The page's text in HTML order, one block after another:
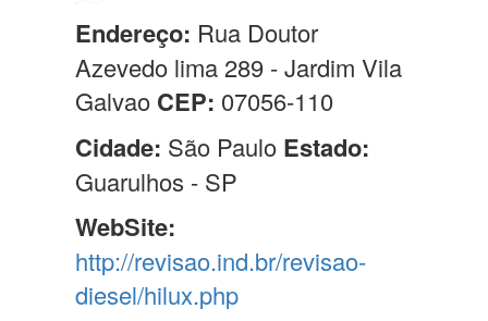
Endereço: Rua Doutor
Azevedo lima 289 - Jardim Vila
Galvao CEP: 07056-110
Cidade: São Paulo Estado:
Guarulhos - SP
WebSite:
http://revisao.ind.br/revisao-
diesel/hilux.php